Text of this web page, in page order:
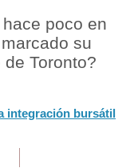
poco en
su
Toronto?
integración bursátil